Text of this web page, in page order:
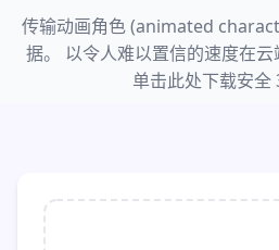
传输动画角色 (animated
据。 以令人难以置信的速度在云
单击此处下载安全